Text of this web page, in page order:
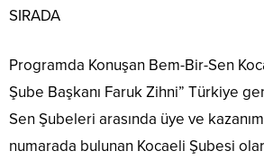
SIRADA
Programda Konuşan Bem-Bir-Sen
Şube Başkanı Faruk Zihni” Türkiye
Sen Şubeleri arasında üye ve
numarada bulunan Kocaeli Şubesi